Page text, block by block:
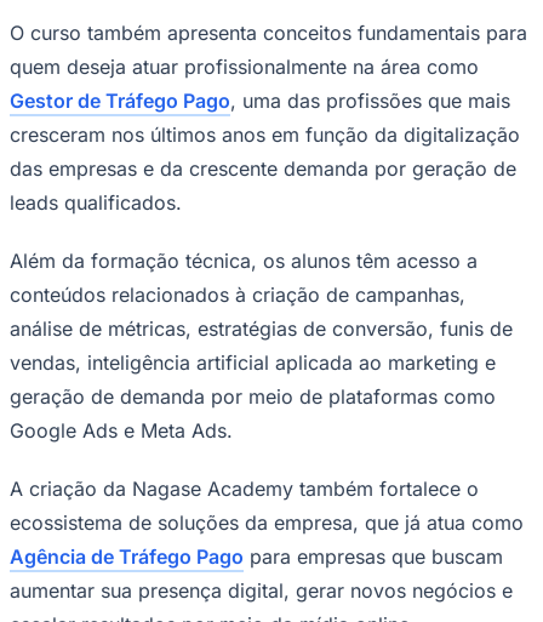
Santos
O curso também apresenta conceitos fundamentais para
quem deseja atuar profissionalmente na área como
Gestor de Tráfego Pago, uma das profissões que mais
cresceram nos últimos anos em função da digitalização
das empresas e da crescente demanda por geração de
leads qualificados.
Além da formação técnica, os alunos têm acesso a
conteúdos relacionados à criação de campanhas,
análise de métricas, estratégias de conversão, funis de
vendas, inteligência artificial aplicada ao marketing e
geração de demanda por meio de plataformas como
Google Ads e Meta Ads.
A criação da Nagase Academy também fortalece o
ecossistema de soluções da empresa, que já atua como
Agência de Tráfego Pago para empresas que buscam
aumentar sua presença digital, gerar novos negócios e